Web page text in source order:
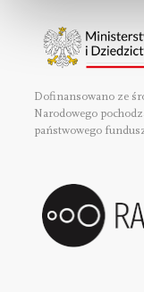
Dofinansowano ze
Narodowego
państwowego